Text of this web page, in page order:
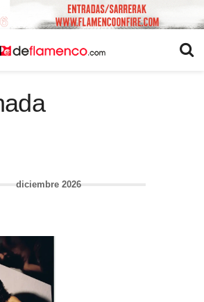
diciembre 2026